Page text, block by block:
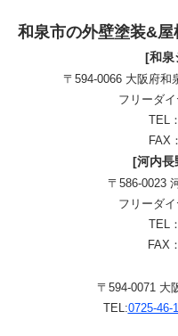
和泉市の外壁塗装&
[和泉
〒594-0066 大阪府和
フリーダイ
TEL：
FAX
[河内長
〒586-0023
フリーダイ
TEL：
FAX
〒594-0071 大
TEL:0725-46-